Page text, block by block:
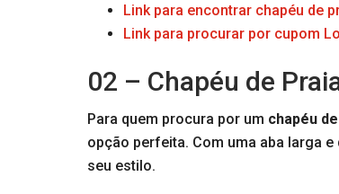
Link para encontrar chapéu de
Link para procurar por cupom
02 – Chapéu de
Para quem procura por um chapéu
opção perfeita. Com uma aba larga
seu estilo.